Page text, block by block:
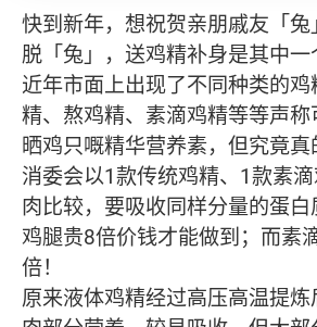
快到新年，想祝贺亲朋戚友「
脱「兔」，送鸡精补身是其中一
近年市面上出现了不同种类的
精、熬鸡精、素滴鸡精等等声
晒鸡只嘅精华营养素，但究竟真
消委会以1款传统鸡精、1款素
肉比较，要吸收同样分量的蛋
鸡腿贵8倍价钱才能做到；而素
倍！
原来液体鸡精经过高压高温提